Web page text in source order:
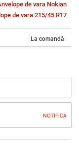
de vara Nokian
de vara 215/45 R17
La comandă
NOTIFICA